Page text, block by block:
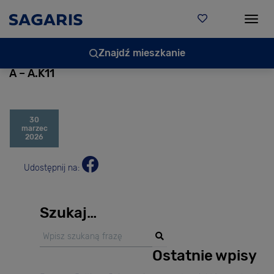
Znajdź mieszkanie
A – A.K11
30
marzec
2026
Udostępnij na:
Szukaj…
Ostatnie wpisy